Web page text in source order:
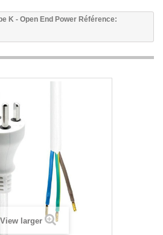
K - Open End Power Référence:
View larger